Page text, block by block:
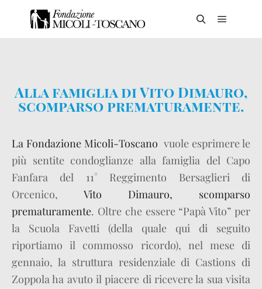
Alla famiglia di Vito Dimauro,
scomparso prematuramente.
La Fondazione Micoli-Toscano vuole esprimere le
più sentite condoglianze alla famiglia del Capo
Fanfara del 11° Reggimento Bersaglieri di
Orcenico, Vito Dimauro, scomparso
prematuramente. Oltre che essere “Papà Vito” per
la Scuola Favetti (della quale qui di seguito
riportiamo il commosso ricordo), nel mese di
gennaio, la struttura residenziale di Castions di
Zoppola ha avuto il piacere di ricevere la sua visita